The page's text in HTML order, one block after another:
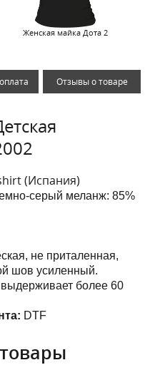
Женская майка Дота 2
Отзывы о товаре
(Испания)
серый меланж: 85%
не приталенная,
шов усиленный.
выдерживает более 60
DTF